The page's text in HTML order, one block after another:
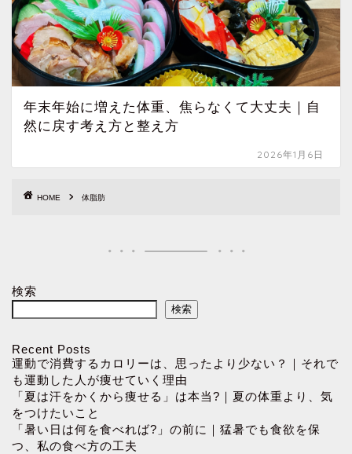
年末年始に増えた体重、焦らなくて大丈夫｜自
然に戻す考え方と整え方
2026年1月6日
HOME 体脂肪
検索
検索
Recent Posts
運動で消費するカロリーは、思ったより少ない？｜それで
も運動した人が痩せていく理由
「夏は汗をかくから痩せる」は本当?｜夏の体重より、気
をつけたいこと
「暑い日は何を食べれば?」の前に｜猛暑でも食欲を保
つ、私の食べ方の工夫